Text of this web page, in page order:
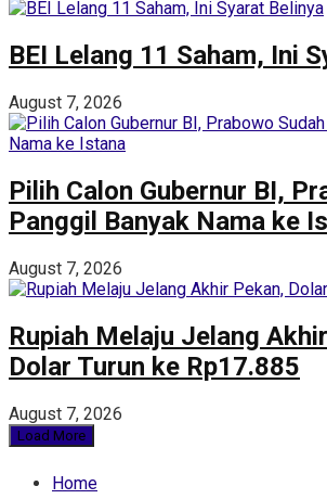
BEI Lelang 11 Saham, Ini
August 7, 2026
Pilih Calon Gubernur BI,
Panggil Banyak Nama ke
August 7, 2026
Rupiah Melaju Jelang
Dolar Turun ke Rp17.885
August 7, 2026
Load More
Home